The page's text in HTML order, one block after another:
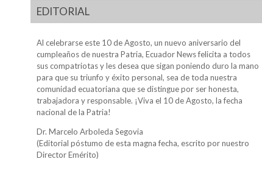
EDITORIAL
Al celebrarse este 10 de Agosto, un nuevo aniversario del
cumpleaños de nuestra Patria, Ecuador News felicita a todos
sus compatriotas y les desea que sigan poniendo duro la mano
para que su triunfo y éxito personal, sea de toda nuestra
comunidad ecuatoriana que se distingue por ser honesta,
trabajadora y responsable. ¡Viva el 10 de Agosto, la fecha
nacional de la Patria!
Dr. Marcelo Arboleda Segovia
(Editorial póstumo de esta magna fecha, escrito por nuestro
Director Emérito)